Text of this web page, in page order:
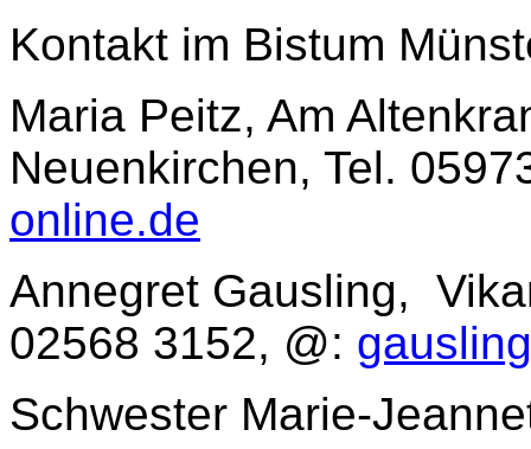
Kontakt im Bistum
Maria Peitz, Am
Neuenkirchen, Tel.
online.de
Annegret Gausling,
02568 3152, @:
Schwester Marie-